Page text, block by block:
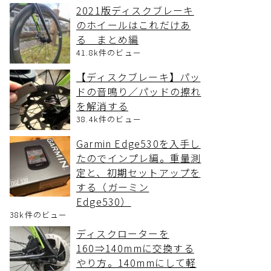
2021版ディスクブレーキ
のホイールはこれだけあ
る まとめ編
41.8k件のビュー
【ディスクブレーキ】パッ
ドの音鳴り／パッドの擦れ
を解消する
38.4k件のビュー
Garmin Edge530を入手し
たのでインプレ編。重量測
定と、初期セットアップを
する（ガーミン
Edge530）
38k件のビュー
ディスクローターを
160⇒140mmに交換する
やり方。140mmにして軽